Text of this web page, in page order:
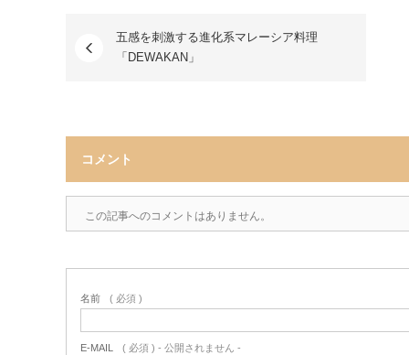
五感を刺激する進化系マレーシア料理
「DEWAKAN」
コメント
この記事へのコメントはありません。
名前 ( 必須 )
E-MAIL ( 必須 ) - 公開されません -